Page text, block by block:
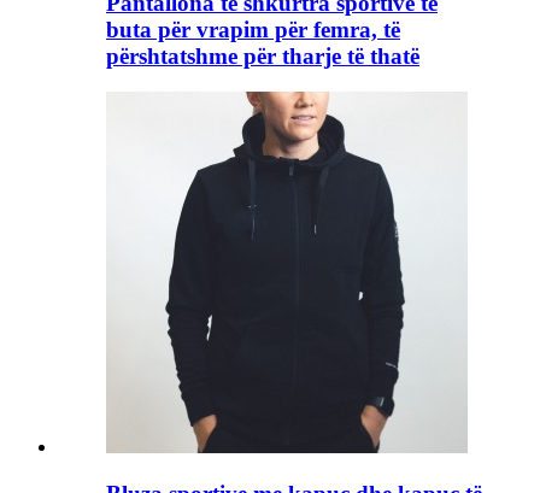
buta për vrapim për femra, të
përshtatshme për tharje të thatë